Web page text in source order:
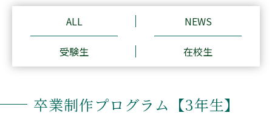
在校生の方へ
卒業生の方へ
ALL NEWS
受験生 在校生
卒業制作プログラム【3年生】